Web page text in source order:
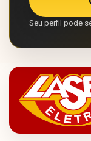
Seu perfil pode